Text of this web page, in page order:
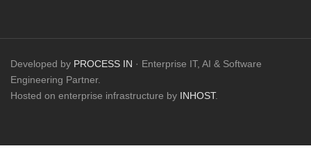
Developed by PROCESS IN · Enterprise IT, AI & Software
Engineering Partner.
Hosted on enterprise infrastructure by INHOST.